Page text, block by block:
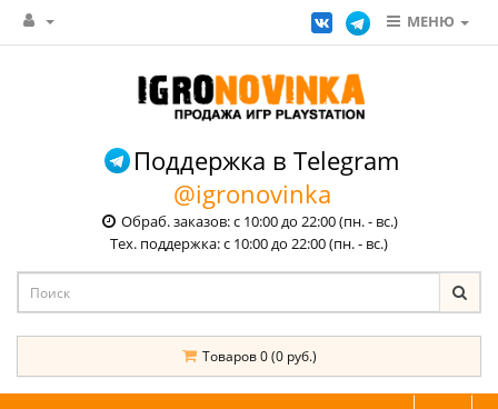
МЕНЮ
Поддержка в Telegram
@igronovinka
Обраб. заказов: с 10:00 до 22:00 (пн. - вс.)
Тех. поддержка: с 10:00 до 22:00 (пн. - вс.)
Товаров 0 (0 руб.)